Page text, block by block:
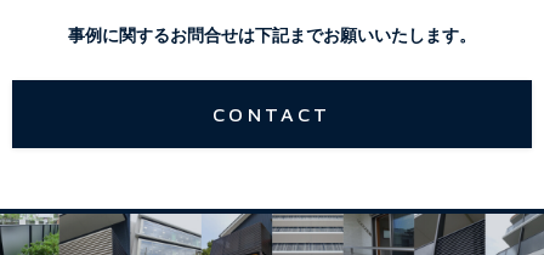
事例に関するお問合せは下記までお願いいたします。
CONTACT